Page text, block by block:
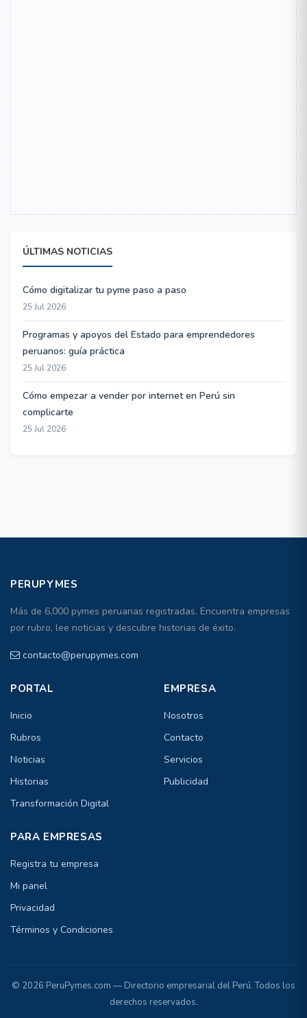
ÚLTIMAS NOTICIAS
Cómo digitalizar tu pyme paso a paso
25 Jul 2026
Programas y apoyos del Estado para emprendedores
peruanos: guía práctica
25 Jul 2026
Cómo empezar a vender por internet en Perú sin
complicarte
25 Jul 2026
PERUPYMES
Más de 6,000 pymes peruanas registradas. Encuentra empresas
por rubro, lee noticias y descubre historias de éxito.
contacto@perupymes.com
PORTAL
Inicio
Rubros
Noticias
Historias
Transformación Digital
EMPRESA
Nosotros
Contacto
Servicios
Publicidad
PARA EMPRESAS
Registra tu empresa
Mi panel
Privacidad
Términos y Condiciones
© 2026 PeruPymes.com — Directorio empresarial del Perú. Todos los
derechos reservados.